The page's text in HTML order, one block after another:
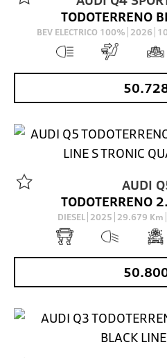
TRON
BEV ELECTRICO 100% 2026 10
AUDI
DIESEL 2025 29.679 Km